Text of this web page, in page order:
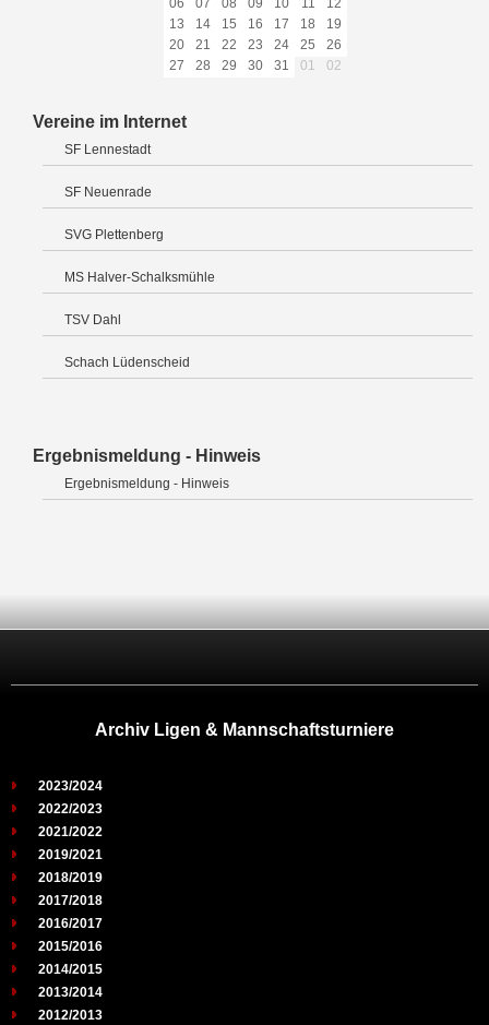
06
07 08 09 10 11
12
13
14 15 16 17 18
19
20
21 22 23 24 25
26
27
28 29 30 31 01 02
Vereine im Internet
SF Lennestadt
SF Neuenrade
SVG Plettenberg
MS Halver-Schalksmühle
TSV Dahl
Schach Lüdenscheid
Ergebnismeldung - Hinweis
Ergebnismeldung - Hinweis
Archiv Ligen & Mannschaftsturniere
2023/2024
2022/2023
2021/2022
2019/2021
2018/2019
2017/2018
2016/2017
2015/2016
2014/2015
2013/2014
2012/2013